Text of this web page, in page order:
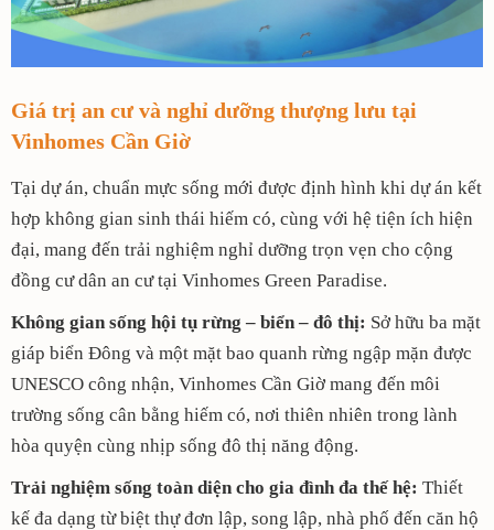
Giá trị an cư và nghỉ dưỡng thượng lưu tại
Vinhomes Cần Giờ
Tại dự án, chuẩn mực sống mới được định hình khi dự án kết
hợp không gian sinh thái hiếm có, cùng với hệ tiện ích hiện
đại, mang đến trải nghiệm nghỉ dưỡng trọn vẹn cho cộng
đồng cư dân an cư tại Vinhomes Green Paradise.
Không gian sống hội tụ rừng – biển – đô thị: Sở hữu ba mặt
giáp biển Đông và một mặt bao quanh rừng ngập mặn được
UNESCO công nhận, Vinhomes Cần Giờ mang đến môi
trường sống cân bằng hiếm có, nơi thiên nhiên trong lành
hòa quyện cùng nhịp sống đô thị năng động.
Trải nghiệm sống toàn diện cho gia đình đa thế hệ: Thiết
kế đa dạng từ biệt thự đơn lập, song lập, nhà phố đến căn hộ